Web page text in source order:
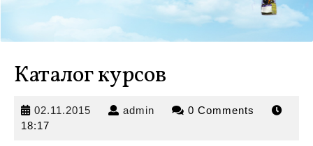
Каталог курсов
02.11.2015 02.11.2015
admin admin 0 Comments
18:17